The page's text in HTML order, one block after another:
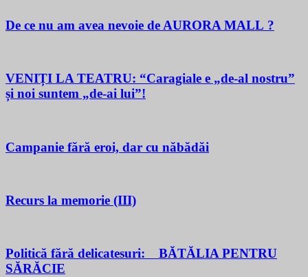
De ce nu am avea nevoie de AURORA MALL ?
VENIȚI LA TEATRU: “Caragiale e „de-al nostru”
și noi suntem „de-ai lui”!
Campanie fără eroi, dar cu năbădăi
Recurs la memorie (III)
Politică fără delicatesuri: BĂTĂLIA PENTRU
SĂRĂCIE